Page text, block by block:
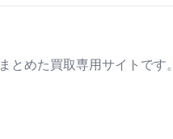
とめた買取専用サイトです。